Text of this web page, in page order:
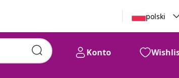
polski
Konto